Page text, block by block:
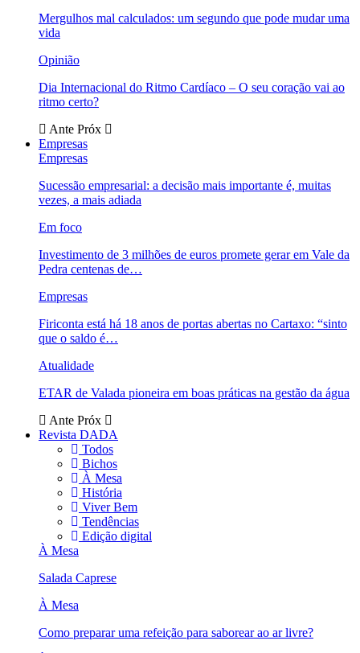
Mergulhos mal calculados: um segundo que pode mudar uma
vida
Opinião
Dia Internacional do Ritmo Cardíaco – O seu coração vai ao
ritmo certo?
Ante Próx
Empresas
Empresas
Sucessão empresarial: a decisão mais importante é, muitas
vezes, a mais adiada
Em foco
Investimento de 3 milhões de euros promete gerar em Vale da
Pedra centenas de…
Empresas
Firiconta está há 18 anos de portas abertas no Cartaxo: “sinto
que o saldo é…
Atualidade
ETAR de Valada pioneira em boas práticas na gestão da água
Ante Próx
Revista DADA
Todos
Bichos
À Mesa
História
Viver Bem
Tendências
Edição digital
À Mesa
Salada Caprese
À Mesa
Como preparar uma refeição para saborear ao ar livre?